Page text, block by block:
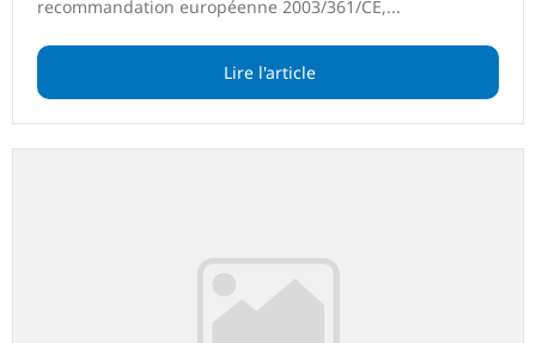
recommandation européenne 2003/361/CE,...
Lire l'article